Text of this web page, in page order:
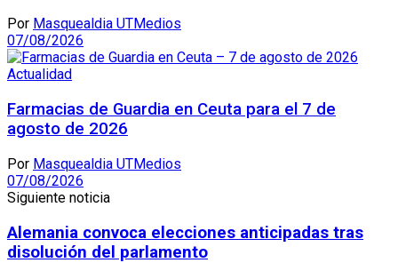
Por Masquealdia UTMedios
07/08/2026
Actualidad
Farmacias de Guardia en Ceuta para el 7 de
agosto de 2026
Por Masquealdia UTMedios
07/08/2026
Siguiente noticia
Alemania convoca elecciones anticipadas tras
disolución del parlamento